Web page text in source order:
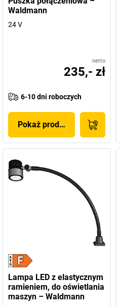
Waldmann
24 V
netto
235,- zł
6-10 dni roboczych
Pokaż produkt
Lampa LED z elastycznym
ramieniem, do oświetlania
maszyn – Waldmann